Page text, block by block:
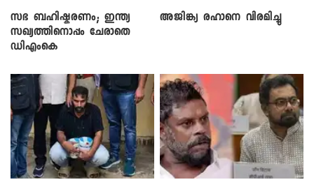
സഭ ബഹിഷ്കരണം; ഇന്ത്യ
സഖ്യത്തിനൊപ്പം ചേരാതെ
ഡിഎംകെ
അജിങ്ക്യ രഹാനെ വിരമിച്ചു